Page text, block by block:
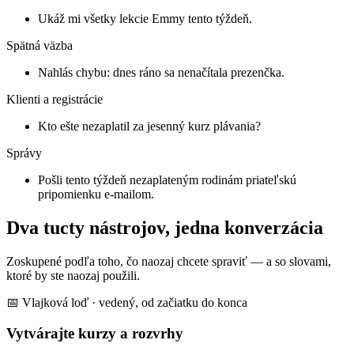
Ukáž mi všetky lekcie Emmy tento týždeň.
Spätná väzba
Nahlás chybu: dnes ráno sa nenačítala prezenčka.
Klienti a registrácie
Kto ešte nezaplatil za jesenný kurz plávania?
Správy
Pošli tento týždeň nezaplateným rodinám priateľskú
pripomienku e-mailom.
Dva tucty nástrojov, jedna konverzácia
Zoskupené podľa toho, čo naozaj chcete spraviť — a so slovami,
ktoré by ste naozaj použili.
📅 Vlajková loď · vedený, od začiatku do konca
Vytvárajte kurzy a rozvrhy